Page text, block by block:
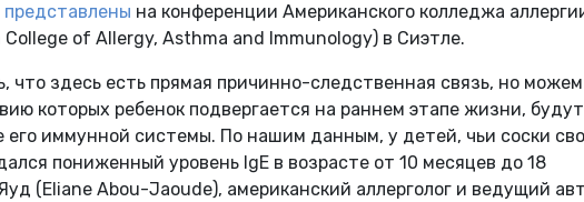
представлены на конференции Американского колледжа
of Allergy, Asthma and Immunology) в Сиэтле.
что здесь есть прямая причинно-следственная связь, но можем
которых ребенок подвергается на раннем этапе жизни, будут
его иммунной системы. По нашим данным, у детей, чьи соски
пониженный уровень IgE в возрасте от 10 месяцев до 18
(Eliane Abou-Jaoude), американский аллерголог и ведущий